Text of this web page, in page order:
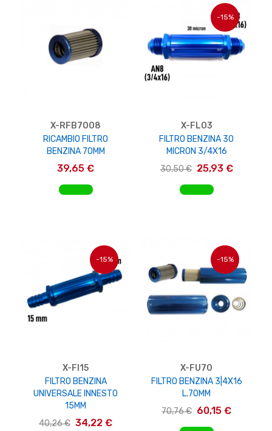
X-RFB7008
RICAMBIO FILTRO
BENZINA 70MM
39,65 €
AGGIUNGI AL CARRELLO
-15%
X-FL03
FILTRO BENZINA 30
MICRON 3/4X16
30,50 € 25,93 €
AGGIUNGI AL CARRELLO
-15%
X-FI15
FILTRO BENZINA
UNIVERSALE INNESTO
15MM
40,26 € 34,22 €
-15%
X-FU70
FILTRO BENZINA 3|4X16
L.70MM
70,76 € 60,15 €
AGGIUNGI AL CARRELLO